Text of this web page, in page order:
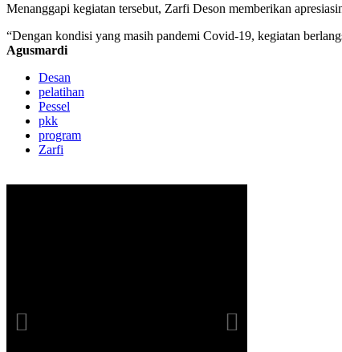
Menanggapi kegiatan tersebut, Zarfi Deson memberikan
“Dengan kondisi yang masih pandemi Covid-19, kegiatan
Agusmardi
Desan
pelatihan
Pessel
pkk
program
Zarfi